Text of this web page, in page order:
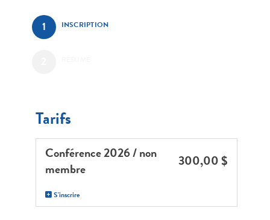
INSCRIPTION
Tarifs
Conférence 2026 / non
membre
300,00 $
S'inscrire